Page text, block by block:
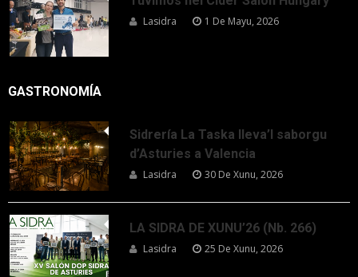
Lasidra 1 De Mayu, 2026
GASTRONOMÍA
Sidrería La Taska lleva’l saborgu
d’Asturies a Valencia
Lasidra 30 De Xunu, 2026
LA SIDRA DE XUNU’26 (Nb. 266)
Lasidra 25 De Xunu, 2026